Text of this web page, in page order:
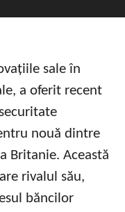
sale în
a oferit recent
nouă dintre
Britanie. Această
rivalul său,
băncilor